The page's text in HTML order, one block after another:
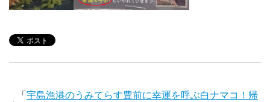
「 宇島漁港のうみてらす豊前に幸運を呼ぶ白ナマコ！帰